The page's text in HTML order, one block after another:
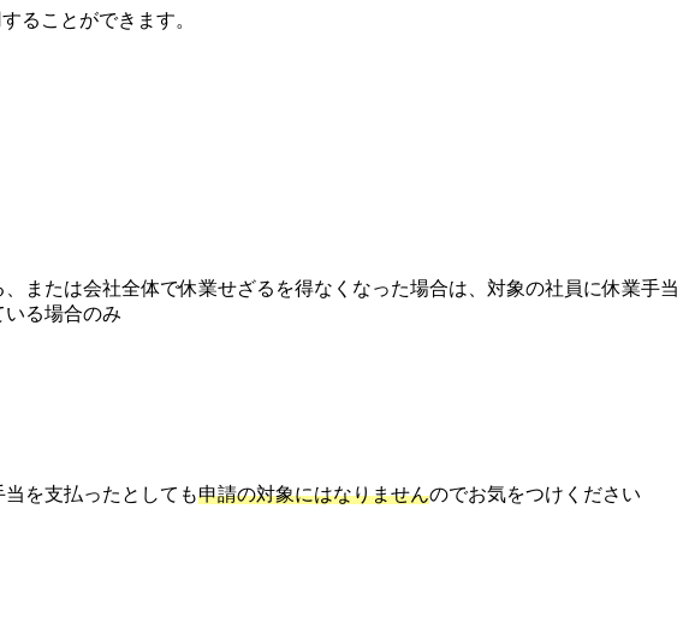
ることができます。
または会社全体で休業せざるを得なくなった場合は、対象の社員に休業手当
る場合のみ
を支払ったとしても申請の対象にはなりませんのでお気をつけください